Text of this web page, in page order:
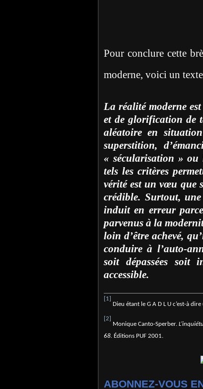
Jean-
Pour conclure cette
moderne, voici un
La réalité moderne
et de glorification de
aléatoire en
superstition,
« sécularisation » ou
tels les critères
vérité est un vœu que
crédible. Surtout,
induit en erreur
parvenus à la
loin d’être achevé,
conduire à l’auto-
soit dépassées soit
accessible.
[1]
Dieu étant le G A D L U c’est-à
[2]
Monique Canto-Sperber.
68. Éditions PUF 2001.
ABONNEZ-VOUS